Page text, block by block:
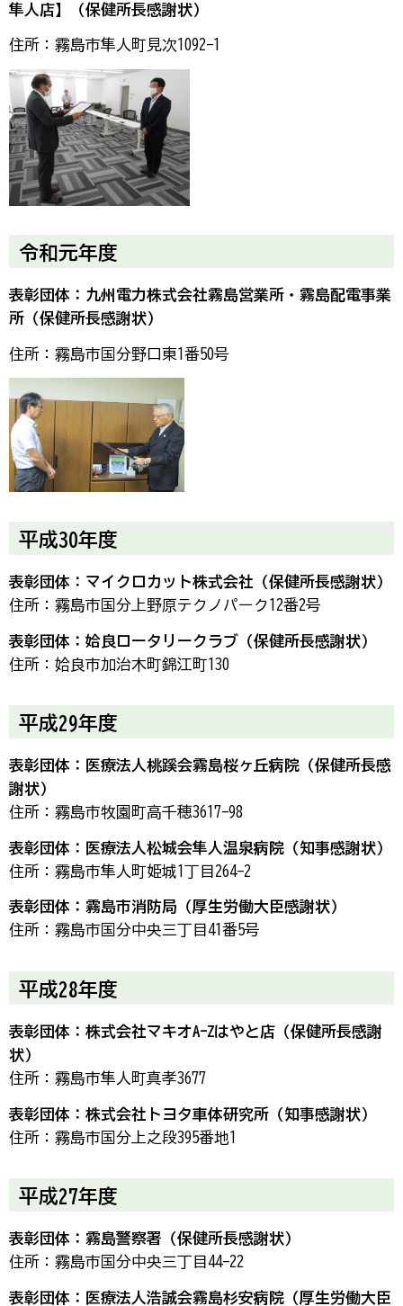
隼人店】（保健所長感謝状）
住所：霧島市隼人町見次1092-1
令和元年度
表彰団体：九州電力株式会社霧島営業所・霧島配電事業
所（保健所長感謝状）
住所：霧島市国分野口東1番50号
平成30年度
表彰団体：マイクロカット株式会社（保健所長感謝状）
住所：霧島市国分上野原テクノパーク12番2号
表彰団体：姶良ロータリークラブ（保健所長感謝状）
住所：姶良市加治木町錦江町130
平成29年度
表彰団体：医療法人桃蹊会霧島桜ヶ丘病院（保健所長感
謝状）
住所：霧島市牧園町高千穂3617-98
表彰団体：医療法人松城会隼人温泉病院（知事感謝状）
住所：霧島市隼人町姫城1丁目264-2
表彰団体：霧島市消防局（厚生労働大臣感謝状）
住所：霧島市国分中央三丁目41番5号
平成28年度
表彰団体：株式会社マキオA-Zはやと店（保健所長感謝
状）
住所：霧島市隼人町真孝3677
表彰団体：株式会社トヨタ車体研究所（知事感謝状）
住所：霧島市国分上之段395番地1
平成27年度
表彰団体：霧島警察署（保健所長感謝状）
住所：霧島市国分中央三丁目44-22
表彰団体：医療法人浩誠会霧島杉安病院（厚生労働大臣